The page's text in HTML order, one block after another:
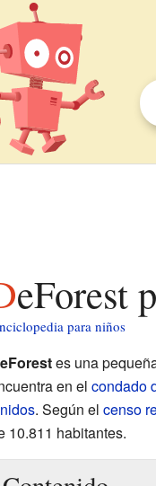
DeForest
para niños
es una
en el condado
. Según el censo
10.811 habitantes.